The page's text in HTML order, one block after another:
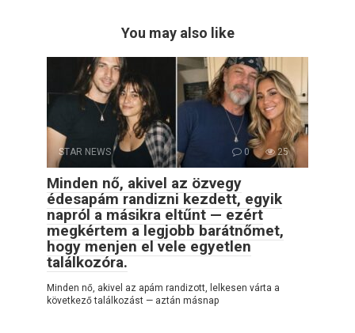
You may also like
STAR NEWS 0 25
Minden nő, akivel az özvegy
édesapám randizni kezdett, egyik
napról a másikra eltűnt — ezért
megkértem a legjobb barátnőmet,
hogy menjen el vele egyetlen
találkozóra.
Minden nő, akivel az apám randizott, lelkesen várta a
következő találkozást — aztán másnap